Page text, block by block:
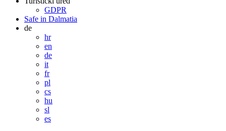
GDPR
Safe in Dalmatia
de
hr
en
de
it
fr
pl
cs
hu
sl
es